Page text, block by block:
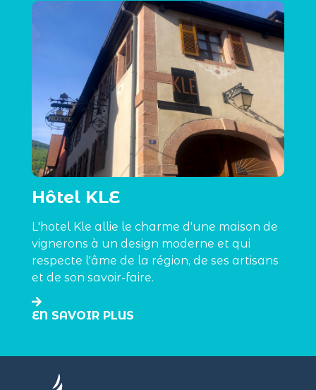
Hôtel KLE
L'hotel Kle allie le charme d'une maison de
vignerons à un design moderne et qui
respecte l'âme de la région, de ses artisans
et de son savoir-faire.
EN SAVOIR PLUS